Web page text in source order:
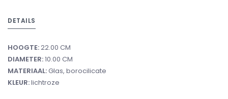
DETAILS
HOOGTE:22.00 CM
DIAMETER:10.00 CM
MATERIAAL:Glas, borocilicate
KLEUR:lichtroze